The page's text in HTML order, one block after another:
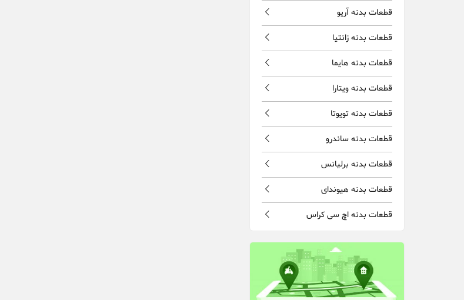
قطعات بدنه آریو
قطعات بدنه زانتیا
قطعات بدنه هایما
قطعات بدنه ویتارا
قطعات بدنه تویوتا
قطعات بدنه ساندرو
قطعات بدنه برلیانس
قطعات بدنه هیوندای
قطعات بدنه اچ سی کراس